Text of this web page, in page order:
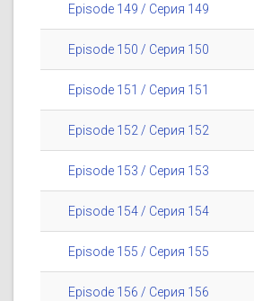
Episode 149 / Серия 149
Episode 150 / Серия 150
Episode 151 / Серия 151
Episode 152 / Серия 152
Episode 153 / Серия 153
Episode 154 / Серия 154
Episode 155 / Серия 155
Episode 156 / Серия 156